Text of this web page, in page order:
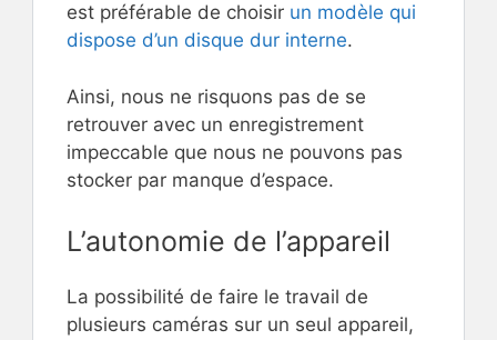
est préférable de choisir un modèle qui
dispose d’un disque dur interne.
Ainsi, nous ne risquons pas de se
retrouver avec un enregistrement
impeccable que nous ne pouvons pas
stocker par manque d’espace.
L’autonomie de l’appareil
La possibilité de faire le travail de
plusieurs caméras sur un seul appareil,